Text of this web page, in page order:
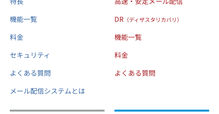
機能一覧
料金
セキュリティ
よくある質問
メール配信システムとは
DR （ディザスタリカバリ）
機能一覧
料金
よくある質問